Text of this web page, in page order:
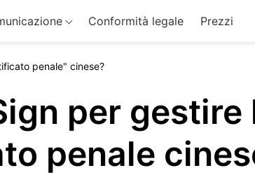
Conformità legale Prezzi
penale" cinese?
per
penale